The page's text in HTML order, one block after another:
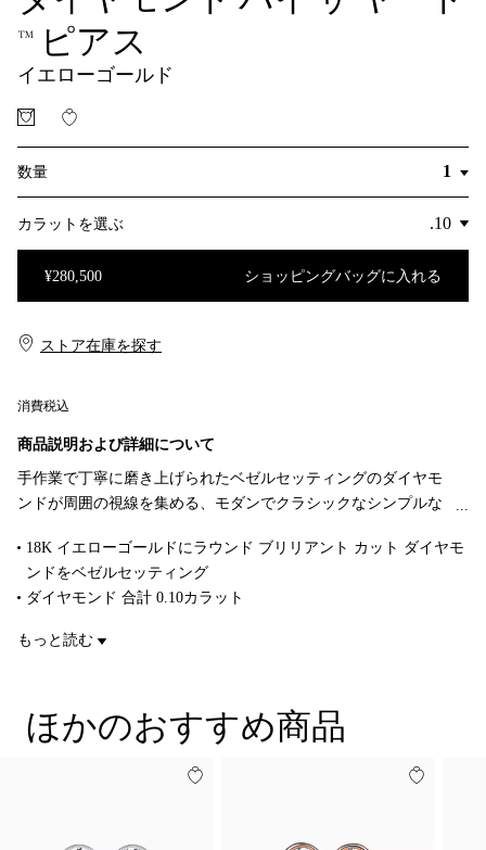
™ ピアス
イエローゴールド
数量
カラットを選ぶ
¥280,500 ショッピングバッグに入れる
消費税込
ストア在庫を探す​​
商品説明および詳細について
手作業で丁寧に磨き上げられたベゼルセッティングのダイヤモ
ンドが周囲の視線を集める、モダンでクラシックなシンプルな
ルサ・ペレッティのダイヤモンド バイ ザ ヤード™ コレクショ
ンは、女性のダイヤモンドの身に着け方を永遠に変えた画期的
なコレクションです。単独で身につけても、存在感を放つドロ
ップ ピアスと組み合わせて大胆なルックに仕上げても、多彩に
18K イエローゴールドにラウンド ブリリアント カット ダイヤモ
ンドをベゼルセッティング
ダイヤモンド 合計 0.10カラット
商品番号:60017484
もっと読む
ほかのおすすめ商品